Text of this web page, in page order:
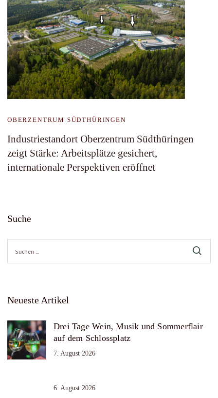
OBERZENTRUM SÜDTHÜRINGEN
Industriestandort Oberzentrum Südthüringen
zeigt Stärke: Arbeitsplätze gesichert,
internationale Perspektiven eröffnet
Suche
nach:
Neueste Artikel
Drei Tage Wein, Musik und Sommerflair
auf dem Schlossplatz
7. August 2026
6. August 2026